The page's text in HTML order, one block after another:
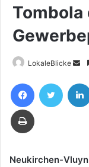
Tombola
LokaleBlicke
E-
FacebookTwitter
Drucken
Neukirchen-Vluyn